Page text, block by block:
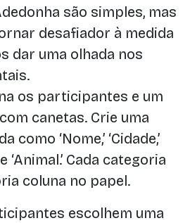
são simples, mas
desafiador à medida
dar uma olhada nos
os participantes e um
canetas. Crie uma
‘Nome,’ ‘Cidade,’
e ‘Animal.’ Cada categoria
coluna no papel.
escolhem uma